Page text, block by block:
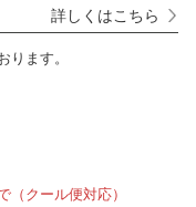
詳しくはこちら
ります。
クール便対応）